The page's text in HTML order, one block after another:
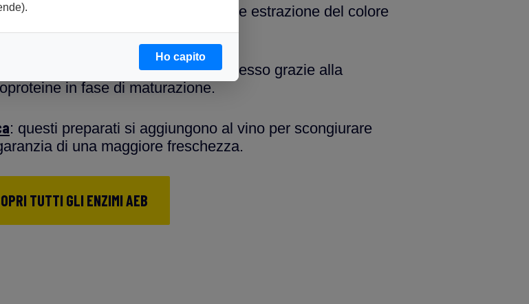
Ho capito
permettono una maggiore estrazione del colore
un vino più rotondo e complesso grazie alla
in fase di maturazione.
: questi preparati si aggiungono al vino per scongiurare
di una maggiore freschezza.
TUTTI GLI ENZIMI AEB